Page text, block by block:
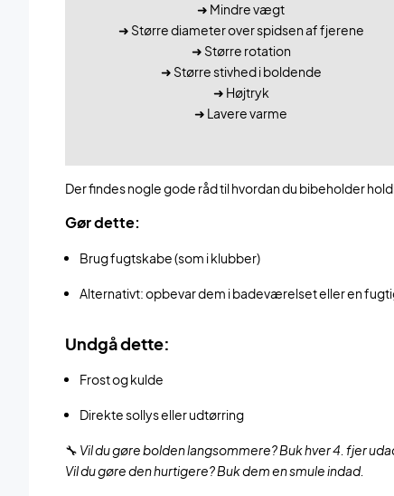
➜ Mindre vægt
➜ Større diameter over spidsen af fjerene
➜ Større rotation
➜ Større stivhed i boldende
➜ Højtryk
➜ Lavere varme
Der findes nogle gode råd til hvordan du bibeholder
Gør dette:
Brug fugtskabe (som i klubber)
Alternativt: opbevar dem i badeværelset eller en
Undgå dette:
Frost og kulde
Direkte sollys eller udtørring
🔧 Vil du gøre bolden langsommere? Buk hver 4. fjer
Vil du gøre den hurtigere? Buk dem en smule indad.